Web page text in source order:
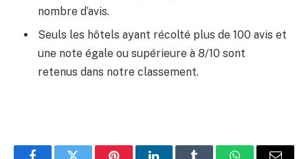
nombre d’avis.
Seuls les hôtels ayant récolté plus de 100 avis et
une note égale ou supérieure à 8/10 sont
retenus dans notre classement.